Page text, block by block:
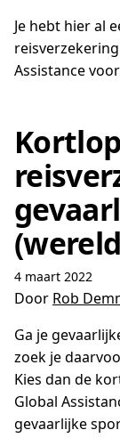
Je hebt hier al
Assistance
4 maart 2022
Door Rob
Ga je
zoek je
Kies dan de
Global
gevaarlijke